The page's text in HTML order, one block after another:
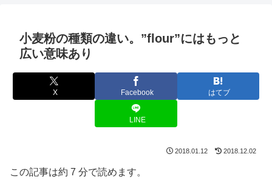
小麦粉の種類の違い。”flour”にはもっと
広い意味あり
X Facebook はてブ
LINE
2018.01.12 2018.12.02
この記事は約 7 分で読めます。